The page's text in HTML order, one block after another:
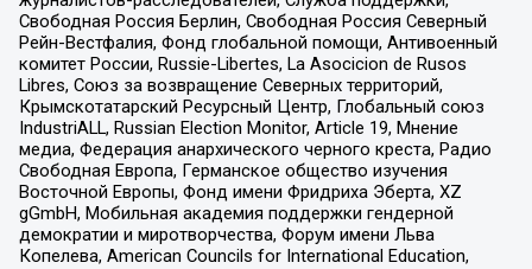
Свободная Россия Берлин, Свободная Россия Северный
Рейн-Вестфалия, Фонд глобальной помощи, Антивоенный
комитет России, Russie-Libertes, La Asocicion de Rusos
Libres, Союз за возвращение Северных территорий,
Крымскотатарский Ресурсный Центр, Глобальный союз
IndustriALL, Russian Election Monitor, Article 19, Мнение
медиа, Федерация анархического черного креста, Радио
Свободная Европа, Германское общество изучения
Восточной Европы, Фонд имени Фридриха Эберта, XZ
gGmbH, Мобильная академия поддержки гендерной
демократии и миротворчества, Форум имени Льва
Копелева, American Councils for International Education,